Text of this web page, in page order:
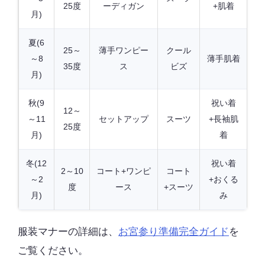
月)
25度
ーディガン
+肌着
夏(6
～8
月)
25～
35度
薄手ワンピー
ス
クール
ビズ
薄手肌着
秋(9
～11
月)
12～
25度
セットアップ スーツ
祝い着
+長袖肌
着
冬(12
～2
月)
2～10
度
コート+ワンピ
ース
コート
+スーツ
祝い着
+おくる
み
服装マナーの詳細は、 お宮参り準備完全ガイド を
ご覧ください。